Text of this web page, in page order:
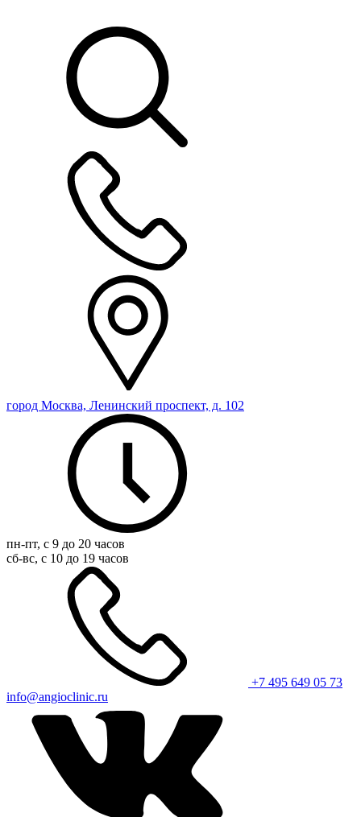
город Москва, Ленинский проспект, д. 102
пн-пт, с 9 до 20 часов
сб-вс, с 10 до 19 часов
+7 495 649 05 73
info@angioclinic.ru